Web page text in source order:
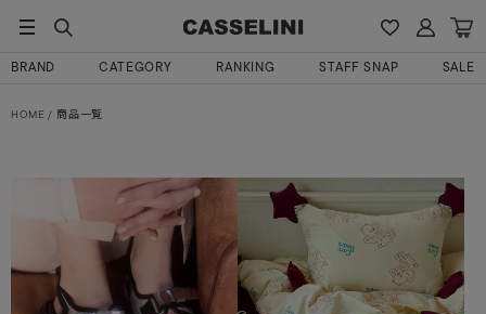
BRAND CATEGORY RANKING STAFF SNAP SALE
HOME 商品一覧